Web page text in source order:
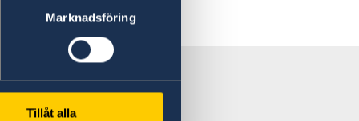
Marknadsföring
Tillåt alla